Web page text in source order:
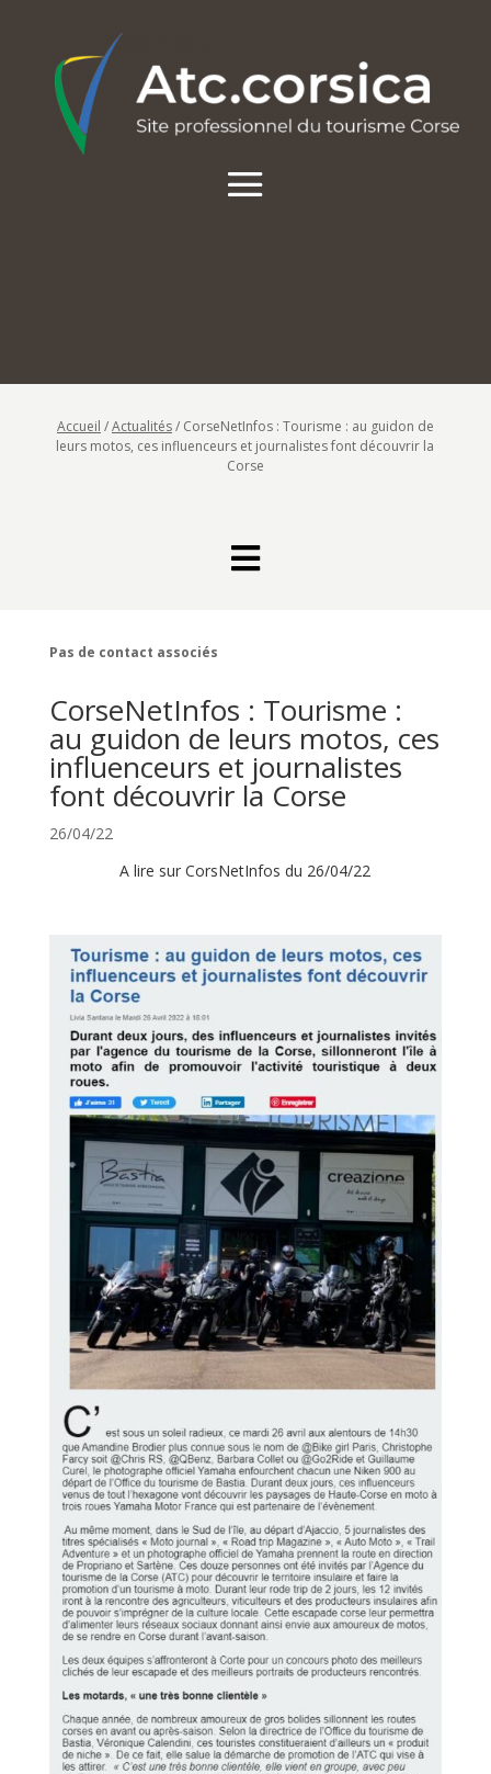
Accueil /Actualités/ CorseNetInfos : Tourisme : au guidon de
leurs motos, ces influenceurs et journalistes font découvrir la
Corse

Pas de contact associés
CorseNetInfos : Tourisme :
au guidon de leurs motos, ces
influenceurs et journalistes
font découvrir la Corse
26/04/22
A lire sur CorsNetInfos du 26/04/22